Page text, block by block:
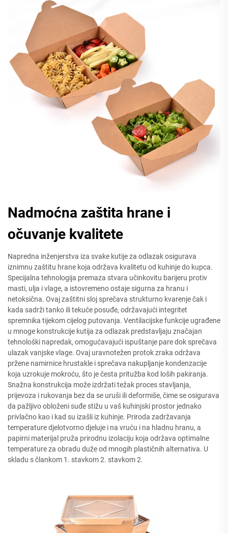
Nadmoćna zaštita hrane i
očuvanje kvalitete
Napredna inženjerstva iza svake kutije za odlazak osigurava
iznimnu zaštitu hrane koja održava kvalitetu od kuhinje do kupca.
Specijalna tehnologija premaza stvara učinkovitu barijeru protiv
masti, ulja i vlage, a istovremeno ostaje sigurna za hranu i
netoksična. Ovaj zaštitni sloj sprečava strukturno kvarenje čak i
kada sadrži tanko ili tekuće posuđe, održavajući integritet
spremnika tijekom cijelog putovanja. Ventilacijske funkcije ugrađene
u mnoge konstrukcije kutija za odlazak predstavljaju značajan
tehnološki napredak, omogućavajući ispuštanje pare dok sprečava
ulazak vanjske vlage. Ovaj uravnotežen protok zraka održava
pržene namirnice hrustakle i sprečava nakupljanje kondenzacije
koja uzrokuje mokroću, što je česta pritužba kod loših pakiranja.
Snažna konstrukcija može izdržati težak proces stavljanja,
prijevoza i rukovanja bez da se uruši ili deformiše, čime se osigurava
da pažljivo obloženi suđe stižu u vaš kuhinjski prostor jednako
privlačno kao i kad su izašli iz kuhinje. Priroda zadržavanja
temperature djelotvorno djeluje i na vruću i na hladnu hranu, a
papirni materijal pruža prirodnu izolaciju koja održava optimalne
temperature za obradu duže od mnogih plastičnih alternativa. U
skladu s člankom 1. stavkom 2. stavkom 2.